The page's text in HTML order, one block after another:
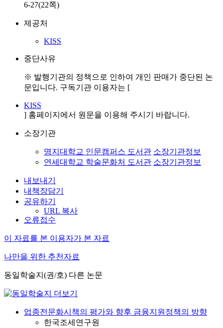
6-27(22쪽)
제공처
KISS
중단사유
※ 발행기관의 정책으로 인하여 개인 판매가 중단된 논
문입니다. 구독기관 이용자는 [
KISS
] 홈페이지에서 원문을 이용해 주시기 바랍니다.
소장기관
명지대학교 인문캠퍼스 도서관 소장기관정보
연세대학교 학술문화처 도서관 소장기관정보
내보내기
내책장담기
공유하기
URL 복사
오류접수
이 자료를 본 이용자가 본 자료
나만을 위한 추천자료
동일학술지(권/호) 다른 논문
업종전문화시책의 평가와 향후 금융지원정책의 방향
한국조세연구원